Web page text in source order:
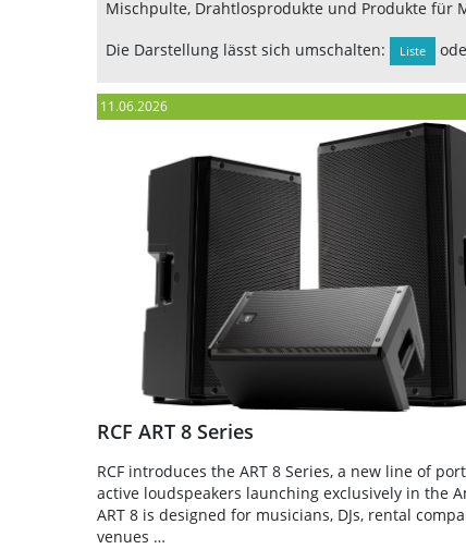
Mischpulte, Drahtlosprodukte und Produkte für
Die Darstellung lässt sich umschalten:
Liste
11.06.2026
RCF ART 8 Series
RCF introduces the ART 8 Series, a new line of
active loudspeakers launching exclusively in the
ART 8 is designed for musicians, DJs, rental
venues …